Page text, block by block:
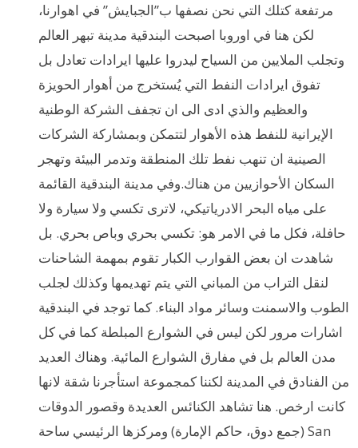
مرتفعة كتلك التي نحن نصفها ب”الجبايش” في اهوارنا،
لكن هنا في اوروبا اصبحت البندقية مدينة تبهر العالم
وتجلب الملايين من السياح ليدروا عليها ايرادات تعادل بل
تفوق ايرادات النفط التي يُستخرج من أهوار الحويزة
والعظيم والذي ادى الى ان تجفف الشركة الوطنية
الإيرانية للنفط هذه الأهوار لتتمكن وبمشاركة الشركات
الصينية ان تنهب نفط تلك المنطقة وتدمر البيئة وتهجر
السكان الأحوازيين من هناك.وفي مدينة البندقية القائمة
على مياه البحر الادرياتيكي، لاترى تكسي ولا سيارة ولا
حافلة، فكل ما في الامر هو: تكسي بحري وباص بحري. بل
شاهدت ان بعض القوارب الكبار تقوم بمهمة الشاحنات
لنقل التراب من المباني التي يتم تهديمها وكذلك لجلب
الطوب والاسمنت وسائر مواد البناء. كما توجد في البندقية
اشارات مرور لكن ليس في الشوارع المبلطة كما في كل
مدن العالم بل في مفارق الشوارع المائية. وهناك العديد
من الفنادق في المدينة لكننا كمجموعة استأجرنا شقة لانها
كانت ارخص. هنا تشاهد الكنائس العديدة وقصور الدوقات
(جمع دوق، حاكم الإمارة) ومركزها الرئيسي ساحة San